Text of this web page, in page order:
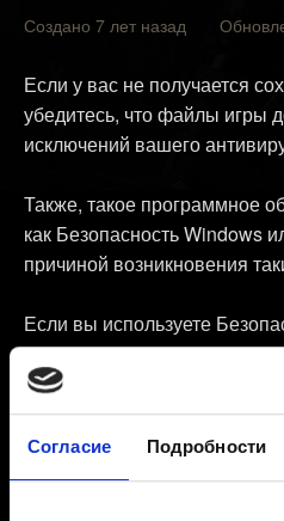
Согласие Подробности
Создано 7 лет назад
Если у вас не получается
убедитесь, что файлы игры
исключений вашего
Также, такое программное
как Безопасность Windows
причиной возникновения
Если вы используете
Откройте